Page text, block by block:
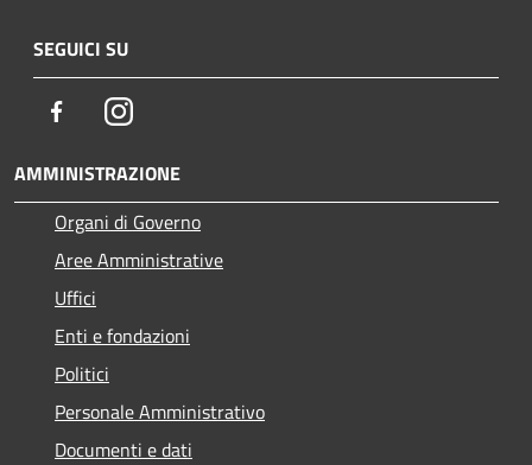
SEGUICI SU
FacebookInstagram
AMMINISTRAZIONE
Organi di Governo
Aree Amministrative
Uffici
Enti e fondazioni
Politici
Personale Amministrativo
Documenti e dati